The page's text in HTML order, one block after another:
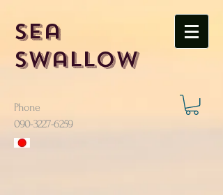
Sea
Swallow
Phone
​090-3227-6259